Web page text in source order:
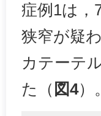
症例1は，
狭窄が疑
カテーテ
た（ 図4）。